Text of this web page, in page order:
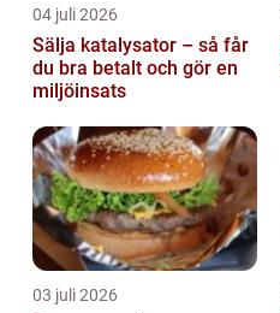
04 juli 2026
Sälja katalysator – så får
du bra betalt och gör en
miljöinsats
03 juli 2026